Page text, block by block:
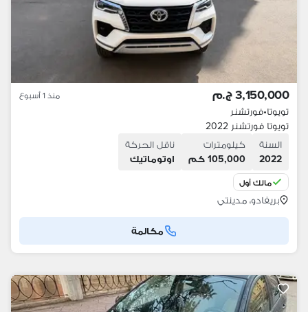
3,150,000 ج.م منذ 1 أسبوع
تويوتا•فورتشنر
تويوتا فورتشنر 2022
السنة
2022
كيلومترات
105,000 كم
ناقل الحركة
اوتوماتيك
مالك أول
بريفادو، مدينتي
مكالمة